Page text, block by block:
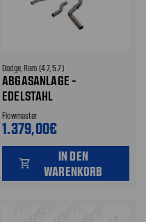
Dodge, Ram (4.7, 5.7)
ABGASANLAGE -
EDELSTAHL
Flowmaster
1.379,00€
shopping_cart
IN DEN
WARENKORB